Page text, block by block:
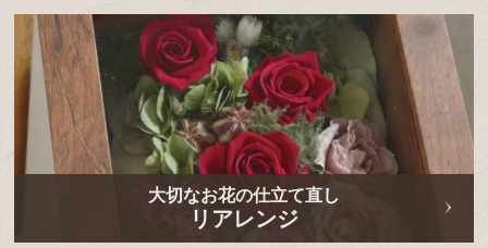
大切なお花の仕立て直し
リアレンジ